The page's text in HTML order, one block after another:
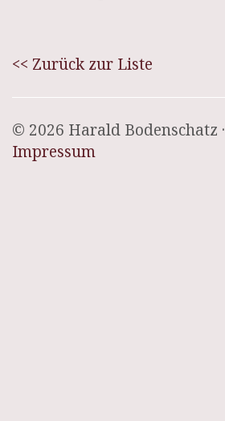
<< Zurück zur Liste
© 2026 Harald Bodenschatz ·
Impressum